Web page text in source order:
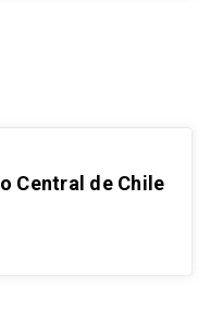
Central de Chile